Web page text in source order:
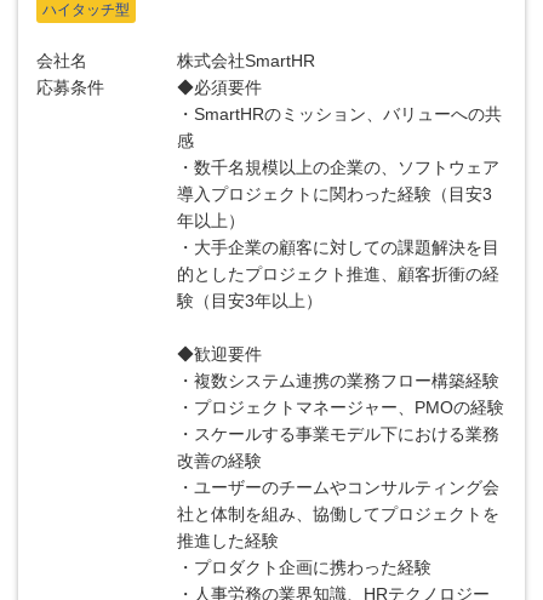
ハイタッチ型
会社名
株式会社SmartHR
応募条件
◆必須要件
・SmartHRのミッション、バリューへの共
感
・数千名規模以上の企業の、ソフトウェア
導入プロジェクトに関わった経験（目安3
年以上）
・大手企業の顧客に対しての課題解決を目
的としたプロジェクト推進、顧客折衝の経
験（目安3年以上）
◆歓迎要件
・複数システム連携の業務フロー構築経験
・プロジェクトマネージャー、PMOの経験
・スケールする事業モデル下における業務
改善の経験
・ユーザーのチームやコンサルティング会
社と体制を組み、協働してプロジェクトを
推進した経験
・プロダクト企画に携わった経験
・人事労務の業界知識、HRテクノロジー